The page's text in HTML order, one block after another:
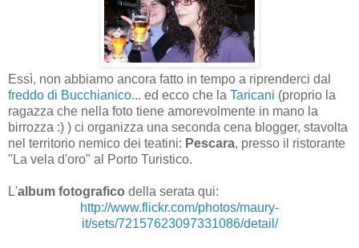
Essì, non abbiamo ancora fatto in tempo a riprenderci dal
freddo di Bucchianico... ed ecco che la Taricani (proprio la
ragazza che nella foto tiene amorevolmente in mano la
birrozza :) ) ci organizza una seconda cena blogger, stavolta
nel territorio nemico dei teatini: Pescara, presso il ristorante
"La vela d'oro" al Porto Turistico.
L'album fotografico della serata qui:
http://www.flickr.com/photos/maury-
it/sets/72157623097331086/detail/